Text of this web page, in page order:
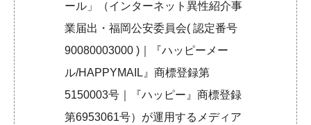
ール」（インターネット異性紹介事
業届出・福岡公安委員会( 認定番号
90080003000 )｜『ハッピーメー
ル/HAPPYMAIL』商標登録第
5150003号｜『ハッピー』商標登録
第6953061号）が運用するメディア